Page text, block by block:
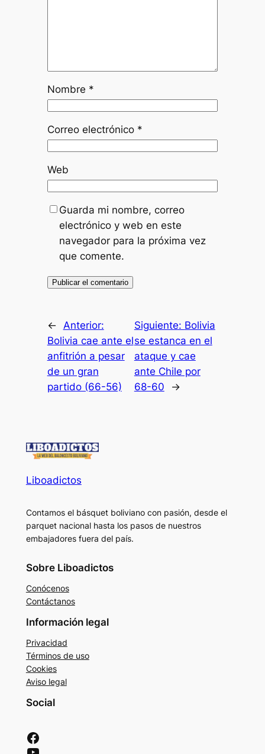
Nombre *
Correo electrónico *
Web
Guarda mi nombre, correo
electrónico y web en este
navegador para la próxima vez
que comente.
← Anterior:
Bolivia cae ante el
anfitrión a pesar
de un gran
partido (66-56)
Siguiente: Bolivia
se estanca en el
ataque y cae
ante Chile por
68-60
→
Liboadictos
Contamos el básquet boliviano con pasión, desde el
parquet nacional hasta los pasos de nuestros
embajadores fuera del país.
Sobre Liboadictos
Conócenos
Contáctanos
Información legal
Privacidad
Términos de uso
Cookies
Aviso legal
Social
Facebook